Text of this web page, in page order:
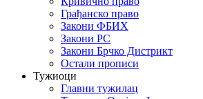
Грађанско право
Закони ФБИХ
Закони РС
Закони Брчко Дистрикт
Остали прописи
Тужиоци
Главни тужилац